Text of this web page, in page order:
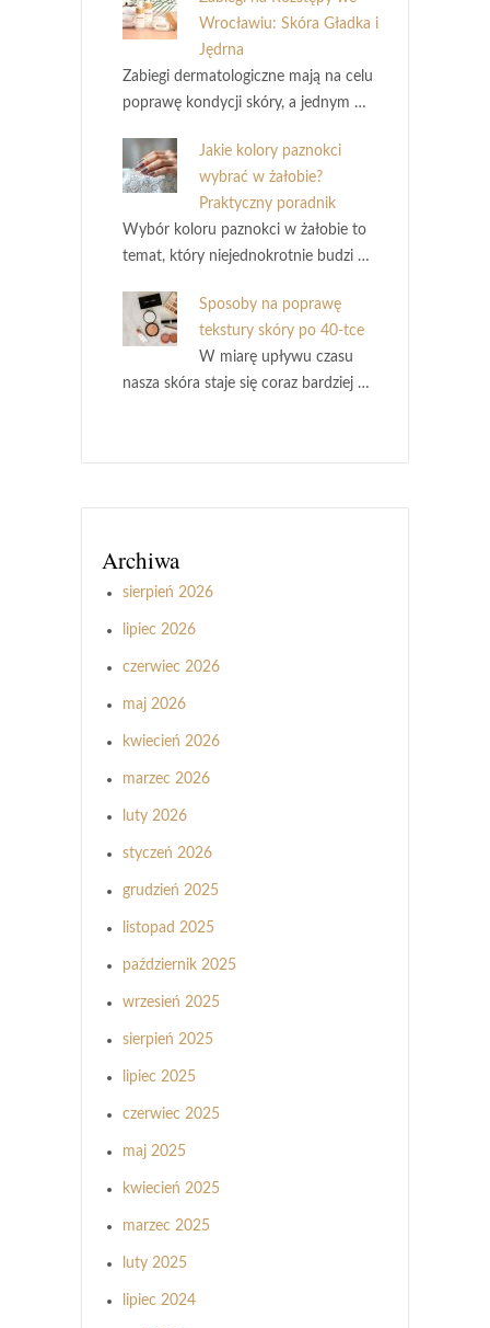
Wrocławiu: Skóra Gładka i
Jędrna
Zabiegi dermatologiczne mają na celu
poprawę kondycji skóry, a jednym …
Jakie kolory paznokci
wybrać w żałobie?
Praktyczny poradnik
Wybór koloru paznokci w żałobie to
temat, który niejednokrotnie budzi …
Sposoby na poprawę
tekstury skóry po 40-tce
W miarę upływu czasu
nasza skóra staje się coraz bardziej …
Archiwa
sierpień 2026
lipiec 2026
czerwiec 2026
maj 2026
kwiecień 2026
marzec 2026
luty 2026
styczeń 2026
grudzień 2025
listopad 2025
październik 2025
wrzesień 2025
sierpień 2025
lipiec 2025
czerwiec 2025
maj 2025
kwiecień 2025
marzec 2025
luty 2025
lipiec 2024